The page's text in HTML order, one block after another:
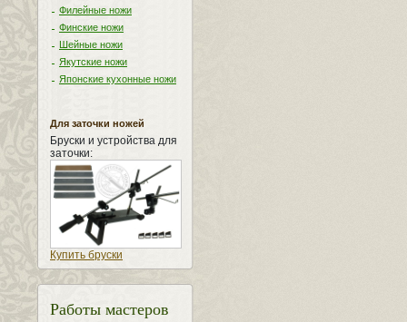
Филейные ножи
Финские ножи
Шейные ножи
Якутские ножи
Японские кухонные ножи
Для заточки ножей
Бруски и устройства для
заточки:
Купить бруски
Работы мастеров